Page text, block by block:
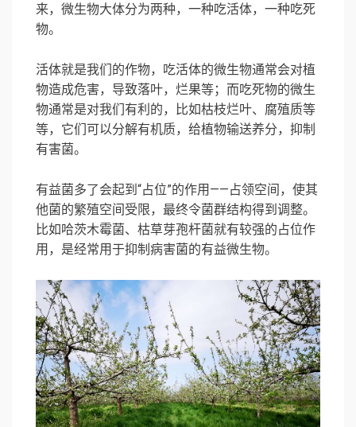
来，微生物大体分为两种，一种吃活体，一种吃死
物。
活体就是我们的作物，吃活体的微生物通常会对植
物造成危害，导致落叶，烂果等；而吃死物的微生
物通常是对我们有利的，比如枯枝烂叶、腐殖质等
等，它们可以分解有机质，给植物输送养分，抑制
有害菌。
有益菌多了会起到“占位”的作用——占领空间，使其
他菌的繁殖空间受限，最终令菌群结构得到调整。
比如哈茨木霉菌、枯草芽孢杆菌就有较强的占位作
用，是经常用于抑制病害菌的有益微生物。